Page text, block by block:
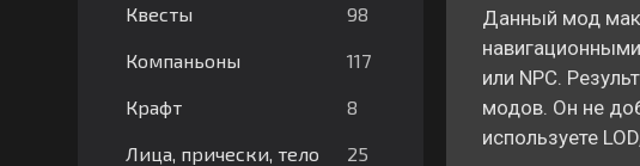
Квесты 98
Компаньоны 117
Крафт 8
Лица, прически, тело 25
Данный мод
или NPC.
модов. Он не
используете